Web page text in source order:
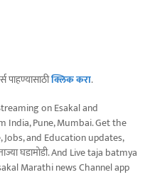
पाहण्यासाठीक्लिक करा.
on Esakal and
India, Pune, Mumbai. Get the
and Education updates,
ताज्या घडामोडी. And Live taja batmya
Marathi news Channel app